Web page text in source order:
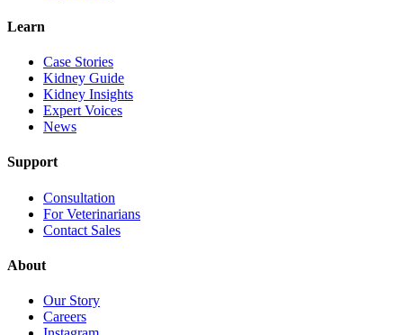
Learn
Case Stories
Kidney Guide
Kidney Insights
Expert Voices
News
Support
Consultation
For Veterinarians
Contact Sales
About
Our Story
Careers